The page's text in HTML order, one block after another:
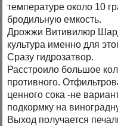
температуре около 10
бродильную емкость.
Дрожжи Витивилюр
культура именно для
Сразу гидрозатвор.
Расстроило большое
противного.
ценного сока -не
подкормку на
Выход получается